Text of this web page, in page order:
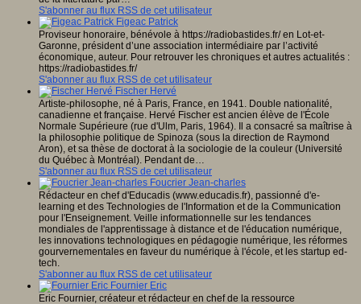
S'abonner au flux RSS de cet utilisateur
Figeac Patrick
Proviseur honoraire, bénévole à https://radiobastides.fr/ en Lot-et-
Garonne, président d’une association intermédiaire par l’activité
économique, auteur. Pour retrouver les chroniques et autres actualités :
https://radiobastides.fr/
S'abonner au flux RSS de cet utilisateur
Fischer Hervé
Artiste-philosophe, né à Paris, France, en 1941. Double nationalité,
canadienne et française. Hervé Fischer est ancien élève de l'École
Normale Supérieure (rue d'Ulm, Paris, 1964). Il a consacré sa maîtrise à
la philosophie politique de Spinoza (sous la direction de Raymond
Aron), et sa thèse de doctorat à la sociologie de la couleur (Université
du Québec à Montréal). Pendant de…
S'abonner au flux RSS de cet utilisateur
Foucrier Jean-charles
Rédacteur en chef d'Educadis (www.educadis.fr), passionné d'e-
learning et des Technologies de l'Information et de la Communication
pour l'Enseignement. Veille informationnelle sur les tendances
mondiales de l'apprentissage à distance et de l'éducation numérique,
les innovations technologiques en pédagogie numérique, les réformes
gourvernementales en faveur du numérique à l'école, et les startup ed-
tech.
S'abonner au flux RSS de cet utilisateur
Fournier Eric
Eric Fournier, créateur et rédacteur en chef de la ressource